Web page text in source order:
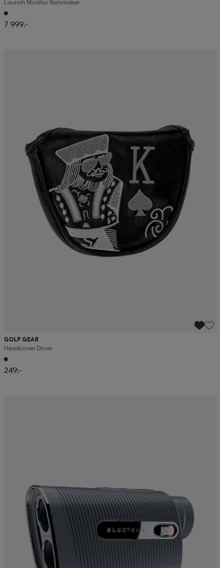
Launch Monitor Rainmaker
7 999:-
GOLF GEAR
Headcover Driver
249:-